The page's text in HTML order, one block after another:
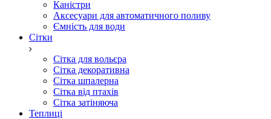
Каністри
Аксесуари для автоматичного поливу
Ємність для води
Сітки
Сітка для вольєра
Сітка декоративна
Сітка шпалерна
Сітка від птахів
Сітка затіняюча
Теплиці